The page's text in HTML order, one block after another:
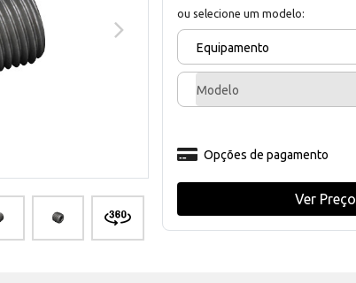
ou selecione um modelo:
Equipamento
Modelo
Opções de pagamento
Ver Preço